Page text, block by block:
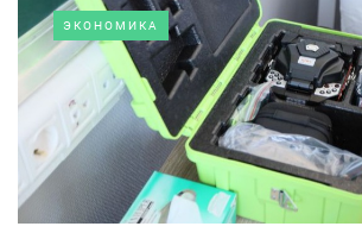
ЭКОНОМИКА